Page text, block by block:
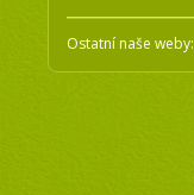
Ostatní naše weby: